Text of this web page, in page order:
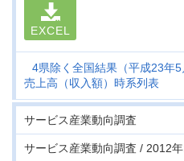
EXCEL
4県除く全国結果（平成23年5
売上高（収入額）時系列表
サービス産業動向調査
サービス産業動向調査 / 2012